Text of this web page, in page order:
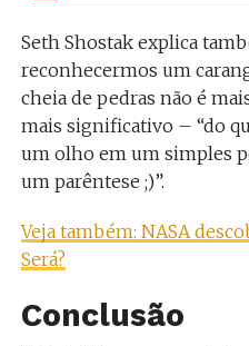
Seth Shostak explica
reconhecermos um
cheia de pedras não é
mais significativo – “do
um olho em um simples
um parêntese ;)”.
Veja também: NASA
Será?
Conclusão